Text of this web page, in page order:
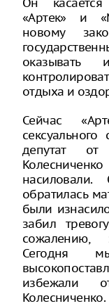
«Артек» и
новому
отдыха и
Сейчас
депутат
обратилась
были
забил
сожалению,
Сегодня
избежали
Колесниченко.